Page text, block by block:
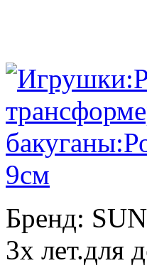
Бренд:
3х лет.для